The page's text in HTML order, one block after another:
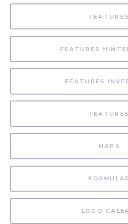
FEATURES
FEATURES
FEATURES
FEATURES
MAPS
FORMULAR
LOGO